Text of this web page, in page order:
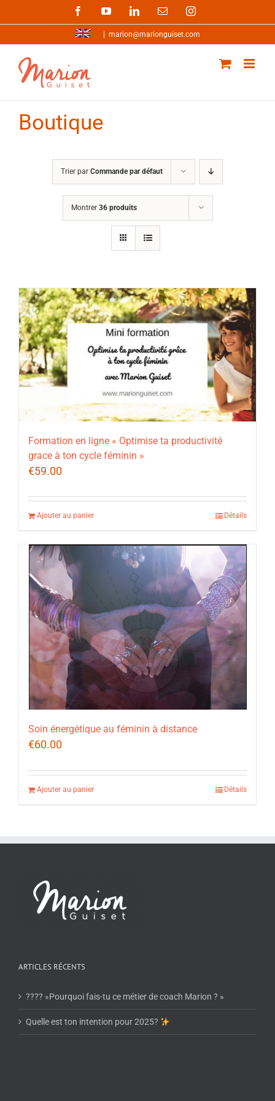
FacebookYouTubeLinkedInEmail Instagram
marion@marionguiset.com
Boutique
Trier par Commande par défaut
Montrer 36 produits
Formation en ligne « Optimise ta productivité
grace à ton cycle féminin »
€59.00
Ajouter au panier Détails
Soin énergétique au féminin à distance
€60.00
Ajouter au panier Détails
ARTICLES RÉCENTS
???? »Pourquoi fais-tu ce métier de coach Marion ? »
Quelle est ton intention pour 2025?